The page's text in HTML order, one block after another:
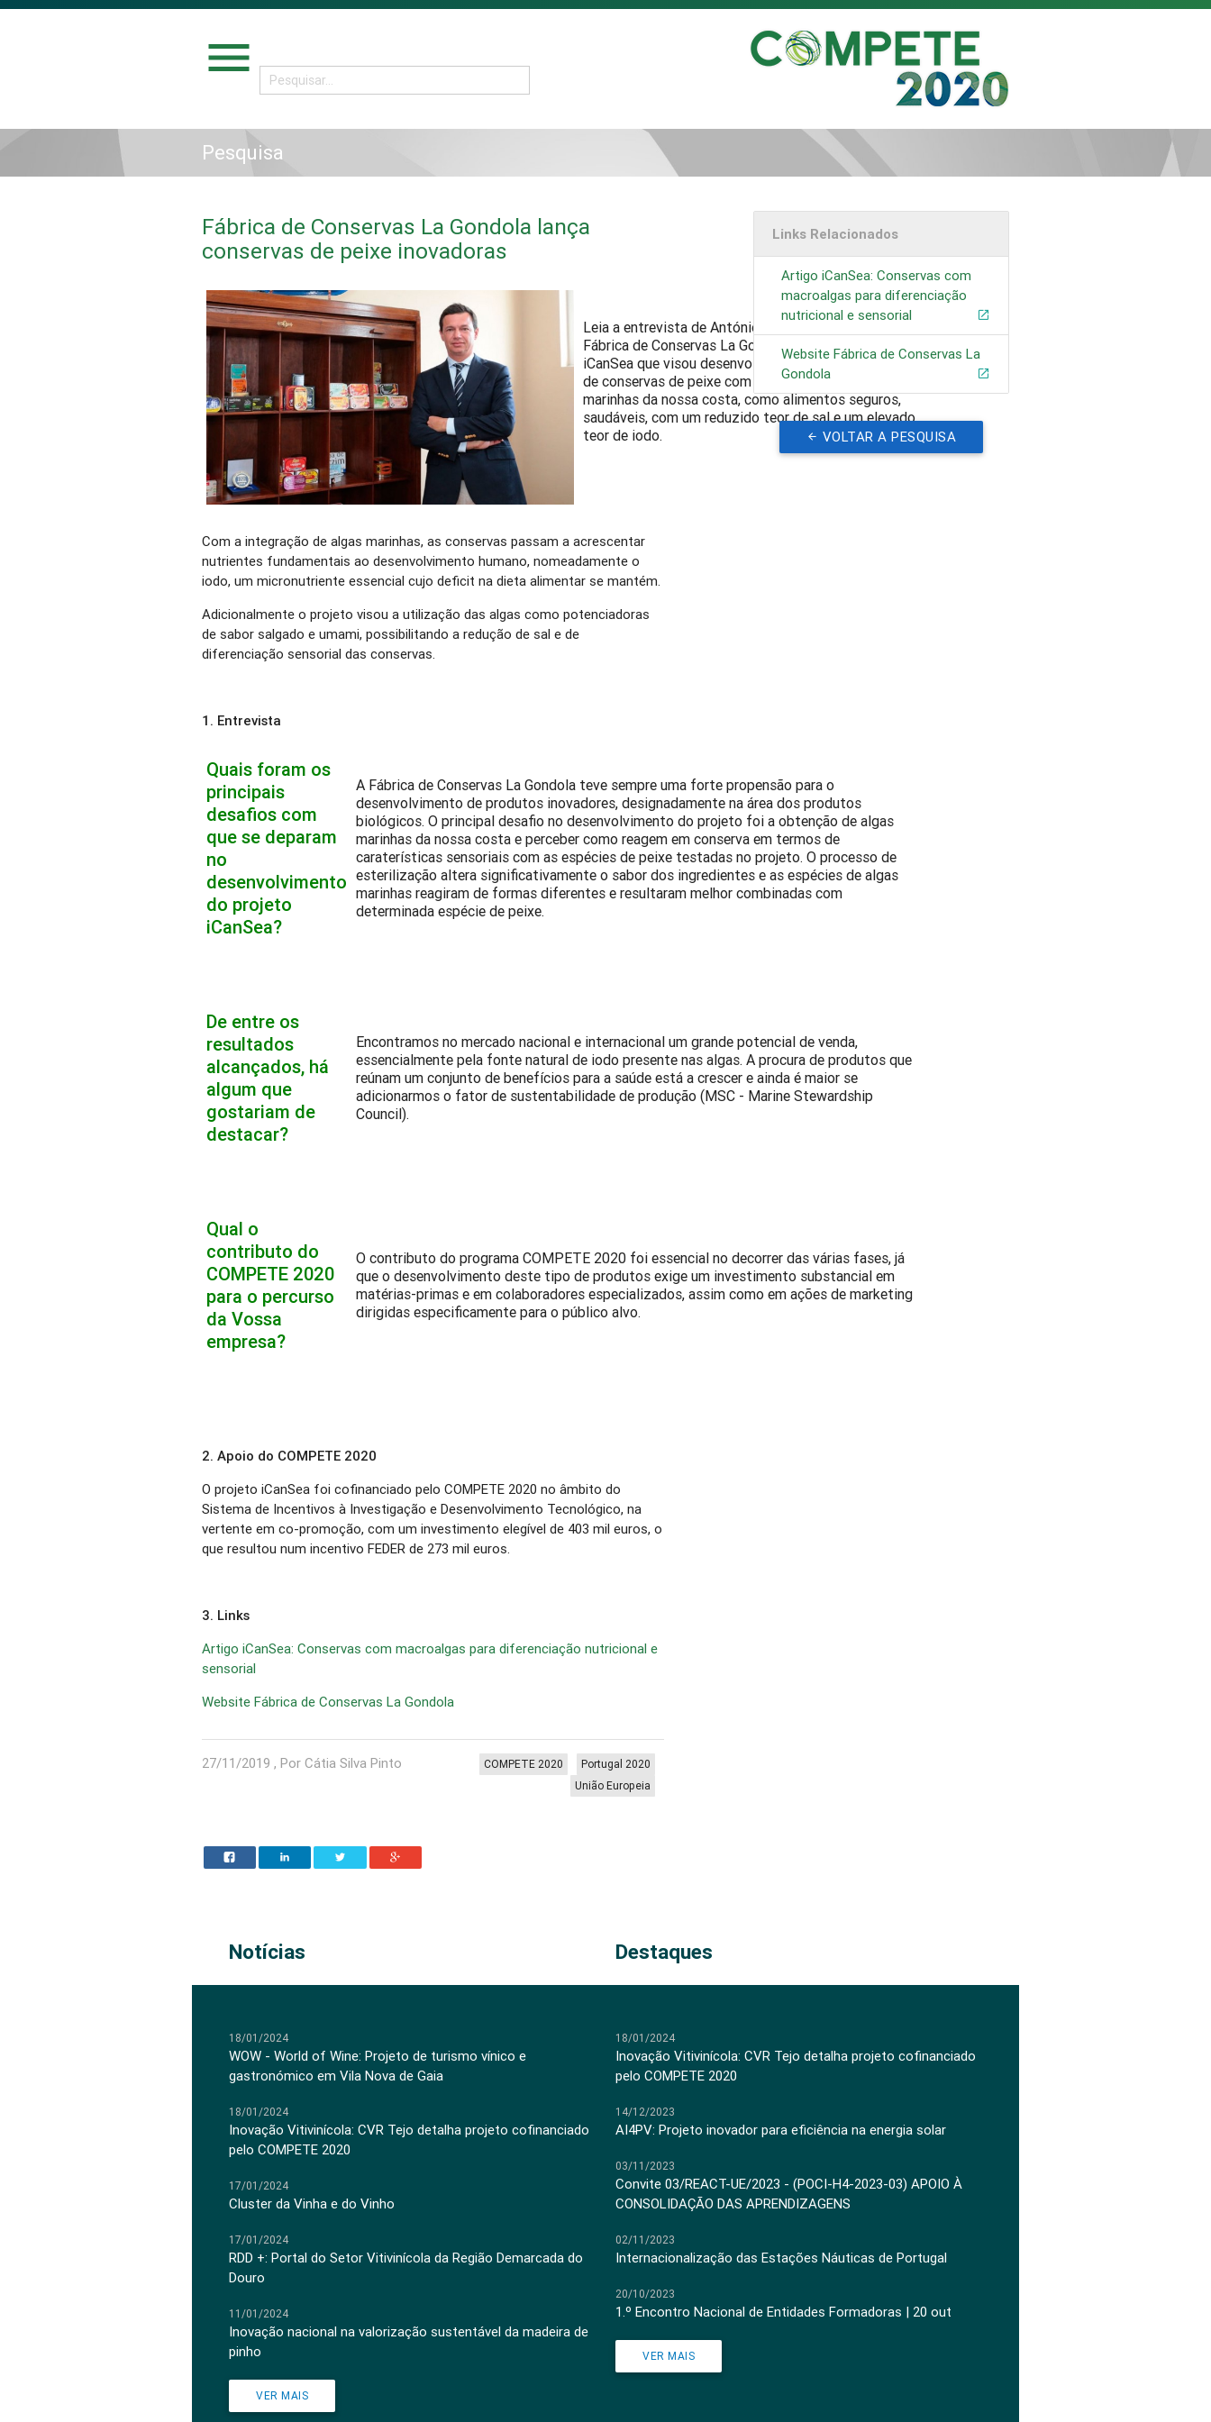
menu
Pesquisa
Fábrica de Conservas La Gondola lança
conservas de peixe inovadoras
Leia a entrevista de António Cunha, Administrador na
Fábrica de Conservas La Gondola sobre o projeto
iCanSea que visou desenvolver produtos alimentares
de conservas de peixe com integração de algas
marinhas da nossa costa, como alimentos seguros,
saudáveis, com um reduzido teor de sal e um elevado
teor de iodo.
Com a integração de algas marinhas, as conservas passam a acrescentar
nutrientes fundamentais ao desenvolvimento humano, nomeadamente o
iodo, um micronutriente essencial cujo deficit na dieta alimentar se mantém.
Adicionalmente o projeto visou a utilização das algas como potenciadoras
de sabor salgado e umami, possibilitando a redução de sal e de
diferenciação sensorial das conservas.
1. Entrevista
Quais foram os
principais
desafios com
que se deparam
no
desenvolvimento
do projeto
iCanSea?
A Fábrica de Conservas La Gondola teve sempre uma forte propensão para o
desenvolvimento de produtos inovadores, designadamente na área dos produtos
biológicos. O principal desafio no desenvolvimento do projeto foi a obtenção de algas
marinhas da nossa costa e perceber como reagem em conserva em termos de
caraterísticas sensoriais com as espécies de peixe testadas no projeto. O processo de
esterilização altera significativamente o sabor dos ingredientes e as espécies de algas
marinhas reagiram de formas diferentes e resultaram melhor combinadas com
determinada espécie de peixe.
De entre os
resultados
alcançados, há
algum que
gostariam de
destacar?
Encontramos no mercado nacional e internacional um grande potencial de venda,
essencialmente pela fonte natural de iodo presente nas algas. A procura de produtos que
reúnam um conjunto de benefícios para a saúde está a crescer e ainda é maior se
adicionarmos o fator de sustentabilidade de produção (MSC - Marine Stewardship
Council).
Qual o
contributo do
COMPETE 2020
para o percurso
da Vossa
empresa?
O contributo do programa COMPETE 2020 foi essencial no decorrer das várias fases, já
que o desenvolvimento deste tipo de produtos exige um investimento substancial em
matérias-primas e em colaboradores especializados, assim como em ações de marketing
dirigidas especificamente para o público alvo.
2. Apoio do COMPETE 2020
O projeto iCanSea foi cofinanciado pelo COMPETE 2020 no âmbito do
Sistema de Incentivos à Investigação e Desenvolvimento Tecnológico, na
vertente em co-promoção, com um investimento elegível de 403 mil euros, o
que resultou num incentivo FEDER de 273 mil euros.
3. Links
Artigo iCanSea: Conservas com macroalgas para diferenciação nutricional e
sensorial
Website Fábrica de Conservas La Gondola
27/11/2019 , Por Cátia Silva Pinto Portugal 2020
COMPETE 2020
União Europeia
Links Relacionados
Artigo iCanSea: Conservas com
macroalgas para diferenciação
nutricional e sensorial
Website Fábrica de Conservas La
Gondola
VOLTAR A PESQUISA
Notícias Destaques
18/01/2024
WOW - World of Wine: Projeto de turismo vínico e
gastronómico em Vila Nova de Gaia
18/01/2024
Inovação Vitivinícola: CVR Tejo detalha projeto cofinanciado
pelo COMPETE 2020
17/01/2024
Cluster da Vinha e do Vinho
17/01/2024
RDD +: Portal do Setor Vitivinícola da Região Demarcada do
Douro
11/01/2024
Inovação nacional na valorização sustentável da madeira de
pinho
VER MAIS
18/01/2024
Inovação Vitivinícola: CVR Tejo detalha projeto cofinanciado
pelo COMPETE 2020
14/12/2023
AI4PV: Projeto inovador para eficiência na energia solar
03/11/2023
Convite 03/REACT-UE/2023 - (POCI-H4-2023-03) APOIO À
CONSOLIDAÇÃO DAS APRENDIZAGENS
02/11/2023
Internacionalização das Estações Náuticas de Portugal
20/10/2023
1.º Encontro Nacional de Entidades Formadoras | 20 out
VER MAIS